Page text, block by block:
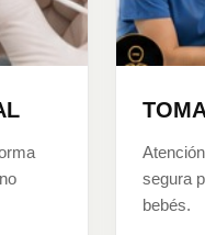
segura
bebés.